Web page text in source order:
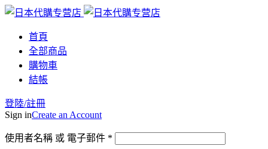
首頁
全部商品
購物車
結帳
登陸/註冊
Sign inCreate an Account
使用者名稱 或 電子郵件 *